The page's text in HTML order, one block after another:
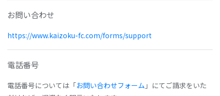
お問い合わせ
https://www.kaizoku-fc.com/forms/support
電話番号
電話番号については「お問い合わせフォーム 」にてご請求をいた